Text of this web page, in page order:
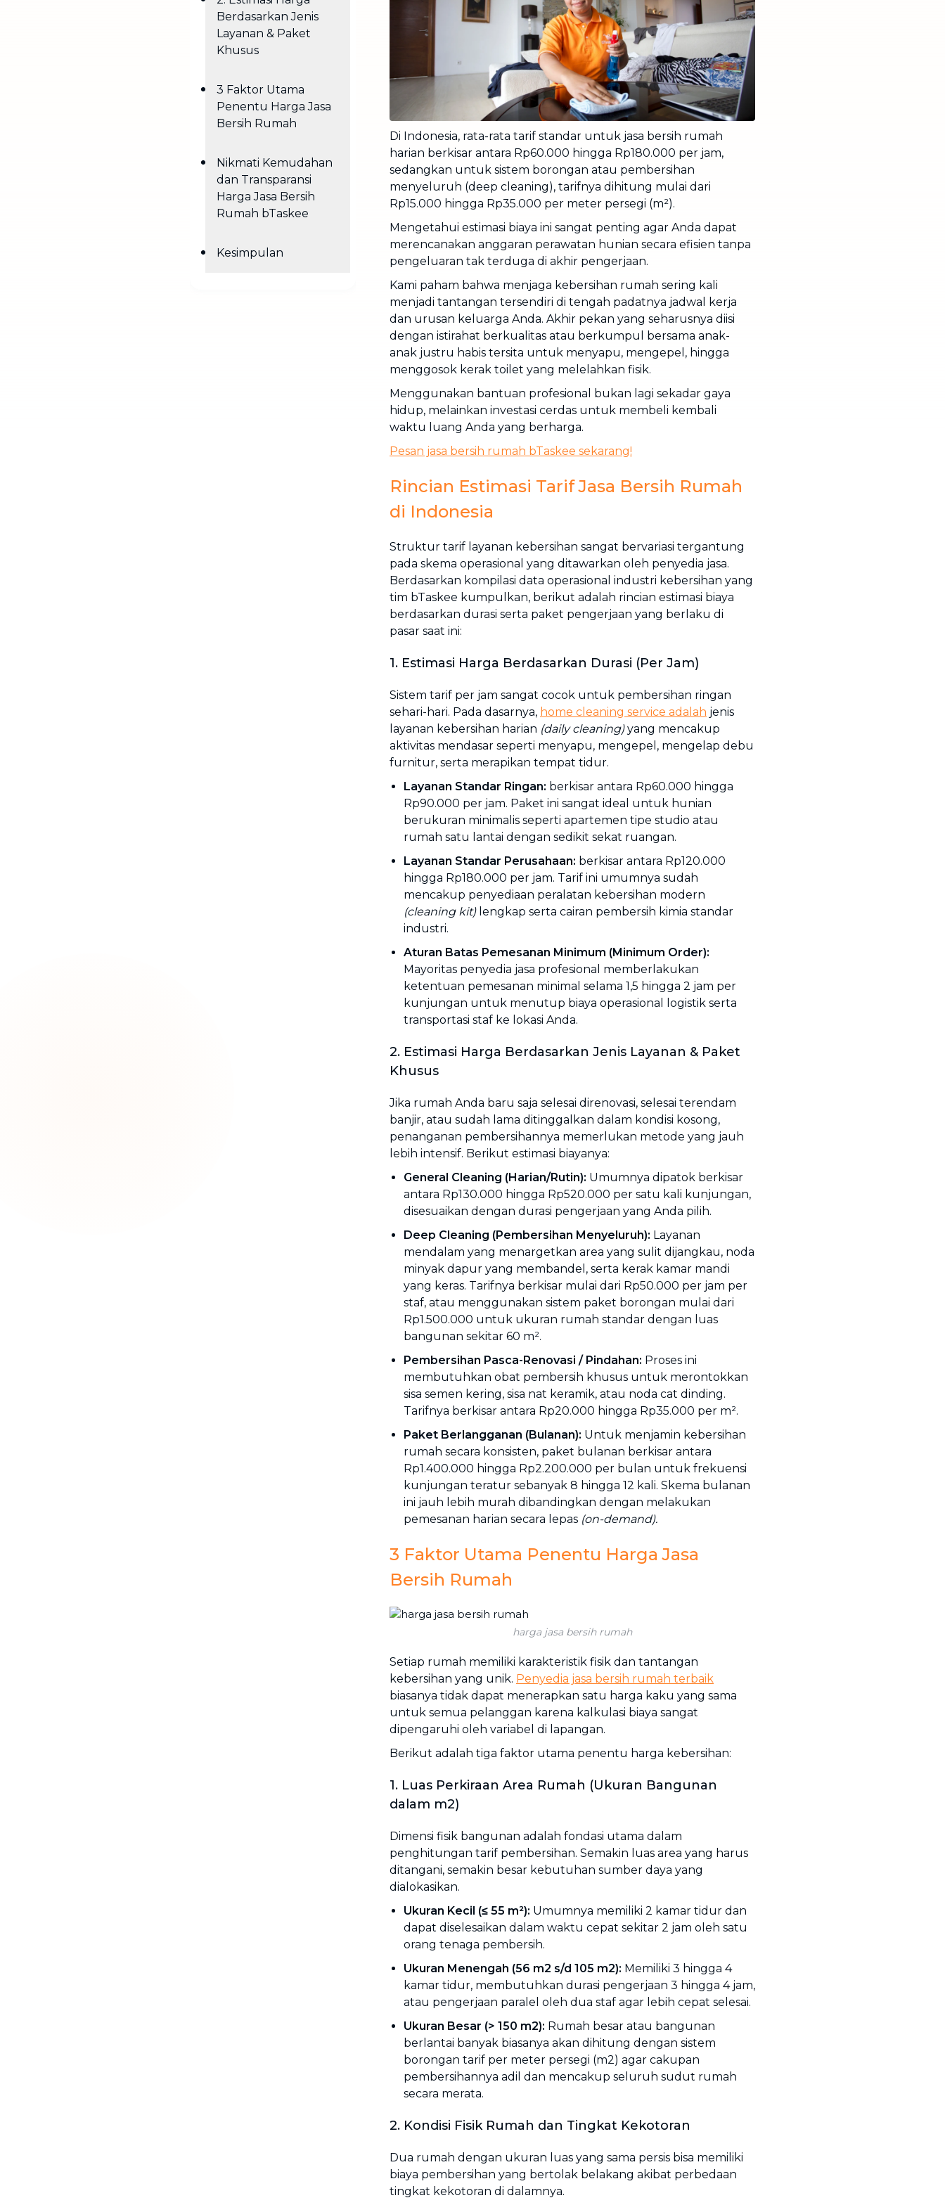
Cuci Sofa & Kasur
Layanan pembersihan sofa, kasur,
gorden, dan karpet profesional
Pindahan Rumah
Layanan pindahan dan relokasi
rumah secara menyeluruh
Berdasarkan Jenis
Layanan & Paket
Khusus
3 Faktor Utama
Penentu Harga Jasa
Bersih Rumah
Nikmati Kemudahan
dan Transparansi
Harga Jasa Bersih
Rumah bTaskee
Kesimpulan
Di Indonesia, rata-rata tarif standar untuk jasa bersih rumah
harian berkisar antara Rp60.000 hingga Rp180.000 per jam,
sedangkan untuk sistem borongan atau pembersihan
menyeluruh (deep cleaning), tarifnya dihitung mulai dari
Rp15.000 hingga Rp35.000 per meter persegi (m²).
Mengetahui estimasi biaya ini sangat penting agar Anda dapat
merencanakan anggaran perawatan hunian secara efisien tanpa
pengeluaran tak terduga di akhir pengerjaan.
Kami paham bahwa menjaga kebersihan rumah sering kali
menjadi tantangan tersendiri di tengah padatnya jadwal kerja
dan urusan keluarga Anda. Akhir pekan yang seharusnya diisi
dengan istirahat berkualitas atau berkumpul bersama anak-
anak justru habis tersita untuk menyapu, mengepel, hingga
menggosok kerak toilet yang melelahkan fisik.
Menggunakan bantuan profesional bukan lagi sekadar gaya
hidup, melainkan investasi cerdas untuk membeli kembali
waktu luang Anda yang berharga.
Pesan jasa bersih rumah bTaskee sekarang!
Rincian Estimasi Tarif Jasa Bersih Rumah
di Indonesia
Struktur tarif layanan kebersihan sangat bervariasi tergantung
pada skema operasional yang ditawarkan oleh penyedia jasa.
Berdasarkan kompilasi data operasional industri kebersihan yang
tim bTaskee kumpulkan, berikut adalah rincian estimasi biaya
berdasarkan durasi serta paket pengerjaan yang berlaku di
pasar saat ini:
1. Estimasi Harga Berdasarkan Durasi (Per Jam)
Sistem tarif per jam sangat cocok untuk pembersihan ringan
sehari-hari. Pada dasarnya, home cleaning service adalah jenis
layanan kebersihan harian (daily cleaning)yang mencakup
aktivitas mendasar seperti menyapu, mengepel, mengelap debu
furnitur, serta merapikan tempat tidur.
Layanan Standar Ringan: berkisar antara Rp60.000 hingga
Rp90.000 per jam. Paket ini sangat ideal untuk hunian
berukuran minimalis seperti apartemen tipe studio atau
rumah satu lantai dengan sedikit sekat ruangan.
Layanan Standar Perusahaan: berkisar antara Rp120.000
hingga Rp180.000 per jam. Tarif ini umumnya sudah
mencakup penyediaan peralatan kebersihan modern
(cleaning kit) lengkap serta cairan pembersih kimia standar
industri.
Aturan Batas Pemesanan Minimum (Minimum Order):
Mayoritas penyedia jasa profesional memberlakukan
ketentuan pemesanan minimal selama 1,5 hingga 2 jam per
kunjungan untuk menutup biaya operasional logistik serta
transportasi staf ke lokasi Anda.
2. Estimasi Harga Berdasarkan Jenis Layanan & Paket
Khusus
Jika rumah Anda baru saja selesai direnovasi, selesai terendam
banjir, atau sudah lama ditinggalkan dalam kondisi kosong,
penanganan pembersihannya memerlukan metode yang jauh
lebih intensif. Berikut estimasi biayanya:
General Cleaning (Harian/Rutin): Umumnya dipatok berkisar
antara Rp130.000 hingga Rp520.000 per satu kali kunjungan,
disesuaikan dengan durasi pengerjaan yang Anda pilih.
Deep Cleaning (Pembersihan Menyeluruh): Layanan
mendalam yang menargetkan area yang sulit dijangkau, noda
minyak dapur yang membandel, serta kerak kamar mandi
yang keras. Tarifnya berkisar mulai dari Rp50.000 per jam per
staf, atau menggunakan sistem paket borongan mulai dari
Rp1.500.000 untuk ukuran rumah standar dengan luas
bangunan sekitar 60 m².
Pembersihan Pasca-Renovasi / Pindahan: Proses ini
membutuhkan obat pembersih khusus untuk merontokkan
sisa semen kering, sisa nat keramik, atau noda cat dinding.
Tarifnya berkisar antara Rp20.000 hingga Rp35.000 per m².
Paket Berlangganan (Bulanan): Untuk menjamin kebersihan
rumah secara konsisten, paket bulanan berkisar antara
Rp1.400.000 hingga Rp2.200.000 per bulan untuk frekuensi
kunjungan teratur sebanyak 8 hingga 12 kali. Skema bulanan
ini jauh lebih murah dibandingkan dengan melakukan
pemesanan harian secara lepas (on-demand).
3 Faktor Utama Penentu Harga Jasa
Bersih Rumah
harga jasa bersih rumah
Setiap rumah memiliki karakteristik fisik dan tantangan
kebersihan yang unik. Penyedia jasa bersih rumah terbaik
biasanya tidak dapat menerapkan satu harga kaku yang sama
untuk semua pelanggan karena kalkulasi biaya sangat
dipengaruhi oleh variabel di lapangan.
Berikut adalah tiga faktor utama penentu harga kebersihan:
1. Luas Perkiraan Area Rumah (Ukuran Bangunan
dalam m2)
Dimensi fisik bangunan adalah fondasi utama dalam
penghitungan tarif pembersihan. Semakin luas area yang harus
ditangani, semakin besar kebutuhan sumber daya yang
dialokasikan.
Ukuran Kecil (≤ 55 m²): Umumnya memiliki 2 kamar tidur dan
dapat diselesaikan dalam waktu cepat sekitar 2 jam oleh satu
orang tenaga pembersih.
Ukuran Menengah (56 m2 s/d 105 m2): Memiliki 3 hingga 4
kamar tidur, membutuhkan durasi pengerjaan 3 hingga 4 jam,
atau pengerjaan paralel oleh dua staf agar lebih cepat selesai.
Ukuran Besar (> 150 m2): Rumah besar atau bangunan
berlantai banyak biasanya akan dihitung dengan sistem
borongan tarif per meter persegi (m2) agar cakupan
pembersihannya adil dan mencakup seluruh sudut rumah
secara merata.
2. Kondisi Fisik Rumah dan Tingkat Kekotoran
Dua rumah dengan ukuran luas yang sama persis bisa memiliki
biaya pembersihan yang bertolak belakang akibat perbedaan
tingkat kekotoran di dalamnya.